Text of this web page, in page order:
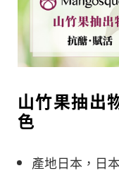
山竹果抽出
色
產地日本，日